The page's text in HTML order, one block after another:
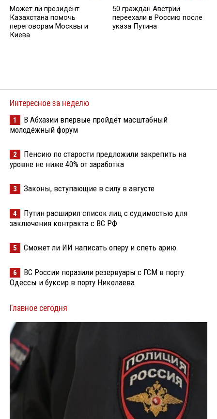
Может ли президент
Казахстана помочь
переговорам Москвы и
Киева
50 граждан Австрии
переехали в Россию после
указа Путина
Интересное за неделю
1
В Абхазии впервые пройдёт масштабный
молодёжный форум
2
Пенсию по старости предложили закрепить на
уровне не ниже 40% от заработка
3 Законы, вступающие в силу в августе
4
Путин расширил список лиц с судимостью для
заключения контракта с ВС РФ
5 Сможет ли ИИ написать оперу и спеть арию
6
ВС России поразили резервуары с ГСМ в порту
Одессы и буксир в порту Николаева
Главное сегодня